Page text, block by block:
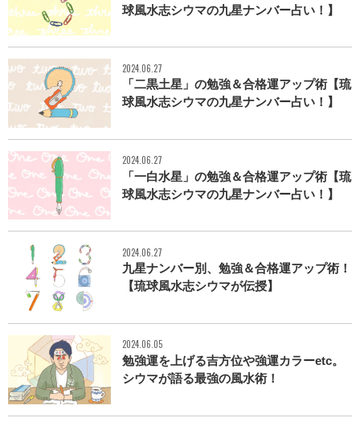
球風水志シウマの九星ナンバー占い！】
2024.06.27
「二黒土星」の勉強＆合格運アップ術【琉
球風水志シウマの九星ナンバー占い！】
2024.06.27
「一白水星」の勉強＆合格運アップ術【琉
球風水志シウマの九星ナンバー占い！】
2024.06.27
九星ナンバー別、勉強＆合格運アップ術！
【琉球風水志シウマが伝授】
2024.06.05
勉強運を上げる吉方位や強運カラーetc。
シウマが語る最強の風水術！